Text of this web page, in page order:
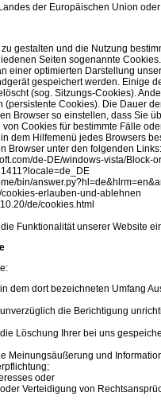
der Europäischen Union
gestalten und die Nutzung
Seiten sogenannte
einer optimierten Darstellung
gespeichert werden. Einige
(sog. Sitzungs-Cookies).
Cookies). Die Dauer
Browser so einstellen, dass Sie
Cookies für bestimmte Fälle
dem Hilfemenü jedes Browsers
Browser unter den folgenden Links:
de-DE/windows-vista/Block-
bin/
erlauben-und-ablehnen
de/cookies.html
Funktionalität unserer Website
dem dort bezeichneten Umfang
die Berichtigung
Löschung Ihrer bei uns
Meinungsäußerung und
oder
Verteidigung von